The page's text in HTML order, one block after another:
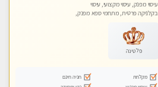
עיסוי מפנק, עיסוי מקצועי, עיסוי
בקלניקה פרטית, מתחמי ספא מפנק,
פלטינה
מקלחת
חניה חינם